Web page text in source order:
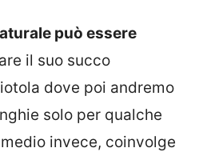
può essere
il suo succo
dove poi andremo
solo per qualche
invece, coinvolge